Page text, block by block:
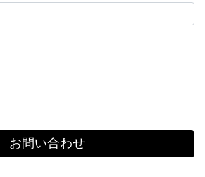
お問い合わせ